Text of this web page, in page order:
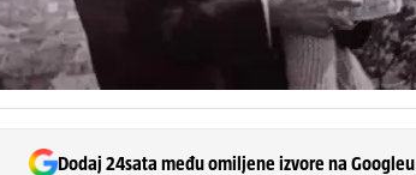
Dodaj 24sata među omiljene izvore na Googleu